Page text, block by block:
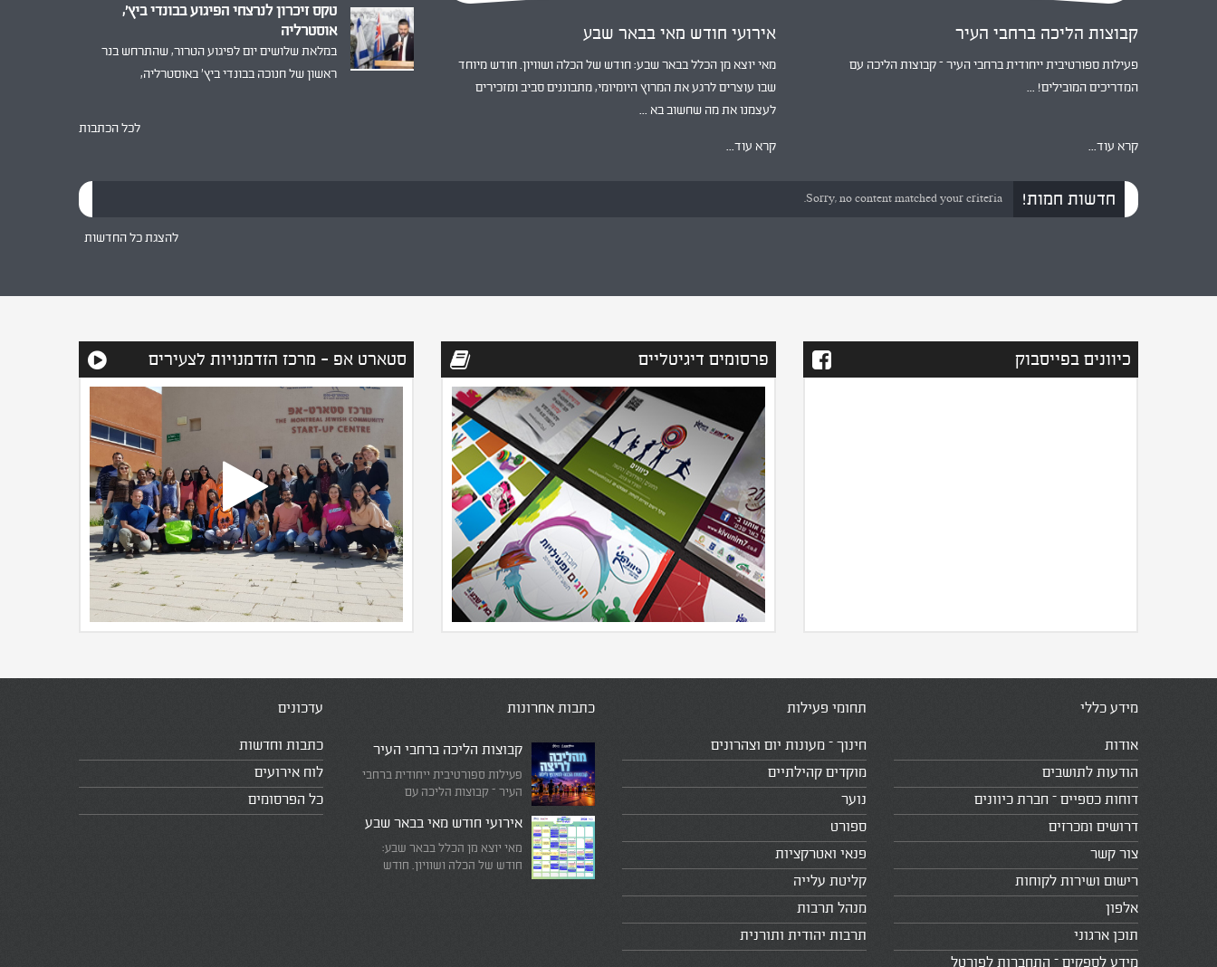
קבוצות הליכה ברחבי העיר
פעילות ספורטיבית ייחודית ברחבי העיר – קבוצות הליכה עם
המדריכים המובילים! ...
קרא עוד...
אירועי חודש מאי בבאר שבע
מאי יוצא מן הכלל בבאר שבע: חודש של הכלה ושוויון. חודש מיוחד
שבו עוצרים לרגע את המרוץ היומיומי, מתבוננים סביב ומזכירים
לעצמנו את מה שחשוב בא ...
קרא עוד...
תרבות לקהלים מגוונים בכל מוקדי החברה.
טקס זיכרון לנרצחי הפיגוע בבונדי ביץ’,
אוסטרליה
במלאת שלושים יום לפיגוע הטרור, שהתרחש בנר
ראשון של חנוכה בבונדי ביץ’ באוסטרליה,
האנז"ק בבאר שבע. הטקס נועד לבטא הזדהות,
לכל הכתבות
חדשות חמות! Sorry, no content matched your criteria.
להצגת כל החדשות
כיוונים בפייסבוק פרסומים דיגיטליים סטארט אפ - מרכז הזדמנויות לצעירים
מידע כללי
אודות
הודעות לתושבים
דוחות כספיים – חברת כיוונים
דרושים ומכרזים
צור קשר
רישום ושירות לקוחות
אלפון
תוכן ארגוני
מידע לספקים – התחברות לפורטל
תחומי פעילות
חינוך – מעונות יום וצהרונים
מוקדים קהילתיים
נוער
ספורט
פנאי ואטרקציות
קליטת עלייה
מנהל תרבות
תרבות יהודית ותורנית
כתבות אחרונות
קבוצות הליכה ברחבי העיר
פעילות ספורטיבית ייחודית ברחבי
העיר – קבוצות הליכה עם
אירועי חודש מאי בבאר שבע
מאי יוצא מן הכלל בבאר שבע:
חודש של הכלה ושוויון. חודש
עדכונים
כתבות וחדשות
לוח אירועים
כל הפרסומים